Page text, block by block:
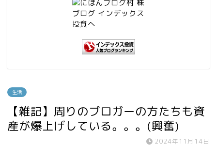
生活
【雑記】周りのブロガーの方たちも資
産が爆上げしている。。。(興奮)
2024年11月14日